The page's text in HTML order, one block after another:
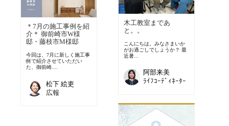
＊7月の施工事例を紹
介＊ 御前崎市W様
邸・藤枝市M様邸
今回は、7月に新しく施工事
例で紹介させていただい
た、御前崎....
松下 絵吏
広報
木工教室まであ
と。。
こんにちは。みなさまいか
がお過ごしでしょうか？ 最
近暑...
阿部来美
ﾗｲﾌｺｰﾃﾞｨﾈｰﾀｰ